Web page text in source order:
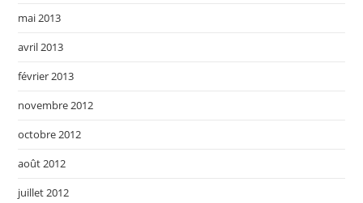
mai 2013
avril 2013
février 2013
novembre 2012
octobre 2012
août 2012
juillet 2012